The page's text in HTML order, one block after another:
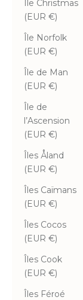
Île Christmas
(EUR €)
Île Norfolk
(EUR €)
Île de Man
(EUR €)
Île de
l’Ascension
(EUR €)
Îles Åland
(EUR €)
Îles Caïmans
(EUR €)
Îles Cocos
(EUR €)
Îles Cook
(EUR €)
Îles Féroé